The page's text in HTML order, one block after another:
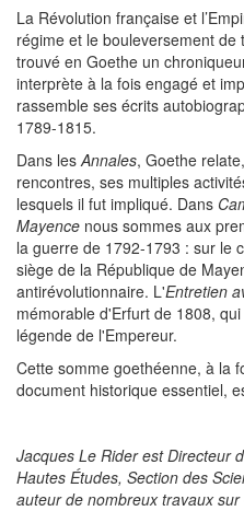
La Révolution française et
régime et le bouleversement
trouvé en Goethe un
interprète à la fois engagé et
rassemble ses écrits
1789-1815.
Dans les Annales, Goethe
rencontres, ses multiples
lesquels il fut impliqué. Dans
Mayence nous sommes aux
la guerre de 1792-1793 : sur le
siège de la République de
antirévolutionnaire. L'Entretien
mémorable d'Erfurt de 1808,
légende de l'Empereur.
Cette somme goethéenne, à la
document historique essentiel,
Jacques Le Rider est Directeur
Hautes Études, Section des
auteur de nombreux travaux sur